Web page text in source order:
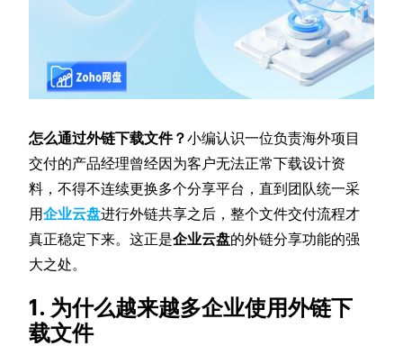
怎么通过外链下载文件？小编认识一位负责海外项目
交付的产品经理曾经因为客户无法正常下载设计资
料，不得不连续更换多个分享平台，直到团队统一采
用企业云盘进行外链共享之后，整个文件交付流程才
真正稳定下来。这正是企业云盘的外链分享功能的强
大之处。
1. 为什么越来越多企业使用外链下
载文件